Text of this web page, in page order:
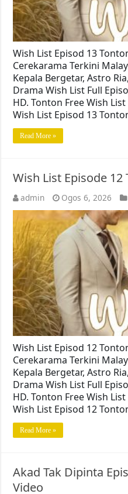
Wish List Episod 13
Cerekarama Terkini
Kepala Bergetar, Astro
Drama Wish List Full
HD. Tonton Free Wish
Wish List Episod 13
Read More »
Wish List Episode
admin Ogos 6, 2026
Wish List Episod 12
Cerekarama Terkini
Kepala Bergetar, Astro
Drama Wish List Full
HD. Tonton Free Wish
Wish List Episod 12
Read More »
Akad Tak Dipinta
Video